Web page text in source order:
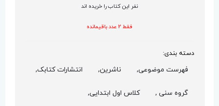
نفر این کتاب را خریده اند
فقط 2 عدد باقیمانده
دسته بندی:
فهرست موضوعی, ناشرین, انتشارات کتابک,
گروه سنی , کلاس اول ابتدایی,